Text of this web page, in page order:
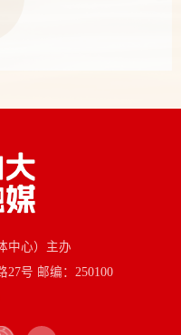
中心）主办
27号 邮编：250100